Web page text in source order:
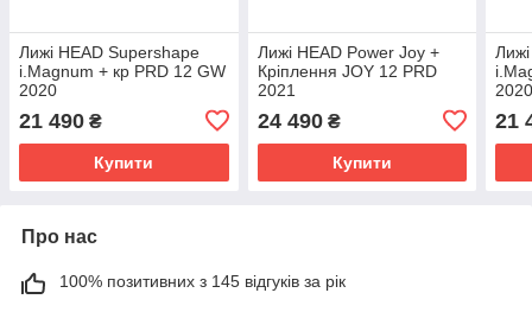
Лижі HEAD Supershape
i.Magnum + кр PRD 12 GW
2020
21 490 ₴
Купити
Лижі HEAD Power Joy +
Кріплення JOY 12 PRD
2021
24 490₴
Купити
21
Про нас
100% позитивних з 145 відгуків за рік